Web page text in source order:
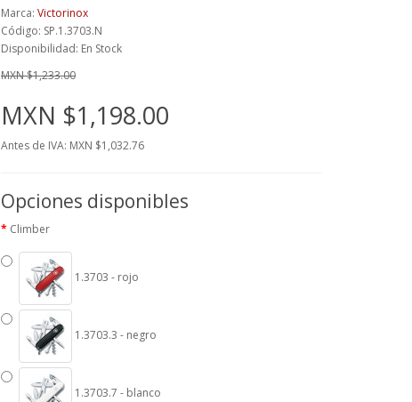
Marca: Victorinox
Código: SP.1.3703.N
Disponibilidad: En Stock
MXN $1,233.00
MXN $1,198.00
Antes de IVA: MXN $1,032.76
Opciones disponibles
Climber
1.3703 - rojo
1.3703.3 - negro
1.3703.7 - blanco